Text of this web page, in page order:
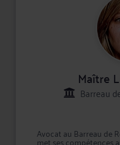
Maître
Barreau
Avocat au Barreau de
met ses compétences